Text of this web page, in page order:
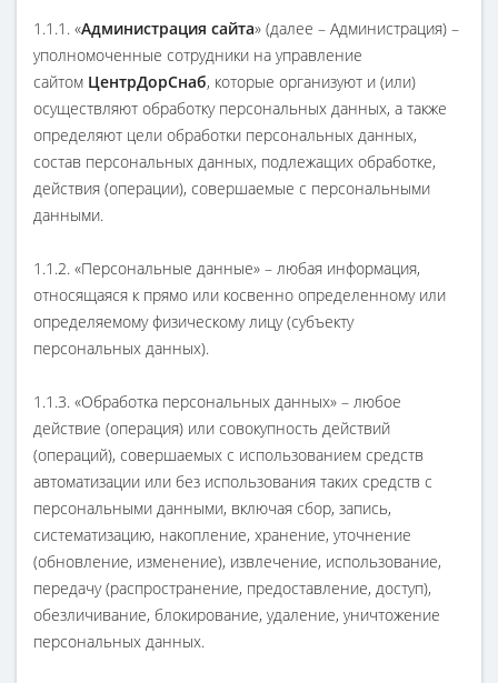
1.1.1. «Администрация сайта» (далее – Администрация) –
уполномоченные сотрудники на управление
сайтом ЦентрДорСнаб, которые организуют и (или)
осуществляют обработку персональных данных, а также
определяют цели обработки персональных данных,
состав персональных данных, подлежащих обработке,
действия (операции), совершаемые с персональными
данными.
1.1.2. «Персональные данные» – любая информация,
относящаяся к прямо или косвенно определенному или
определяемому физическому лицу (субъекту
персональных данных).
1.1.3. «Обработка персональных данных» – любое
действие (операция) или совокупность действий
(операций), совершаемых с использованием средств
автоматизации или без использования таких средств с
персональными данными, включая сбор, запись,
систематизацию, накопление, хранение, уточнение
(обновление, изменение), извлечение, использование,
передачу (распространение, предоставление, доступ),
обезличивание, блокирование, удаление, уничтожение
персональных данных.